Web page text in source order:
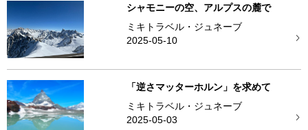
シャモニーの空、アルプスの麓で
ミキトラベル・ジュネーブ
2025-05-10
「逆さマッターホルン」を求めて
ミキトラベル・ジュネーブ
2025-05-03